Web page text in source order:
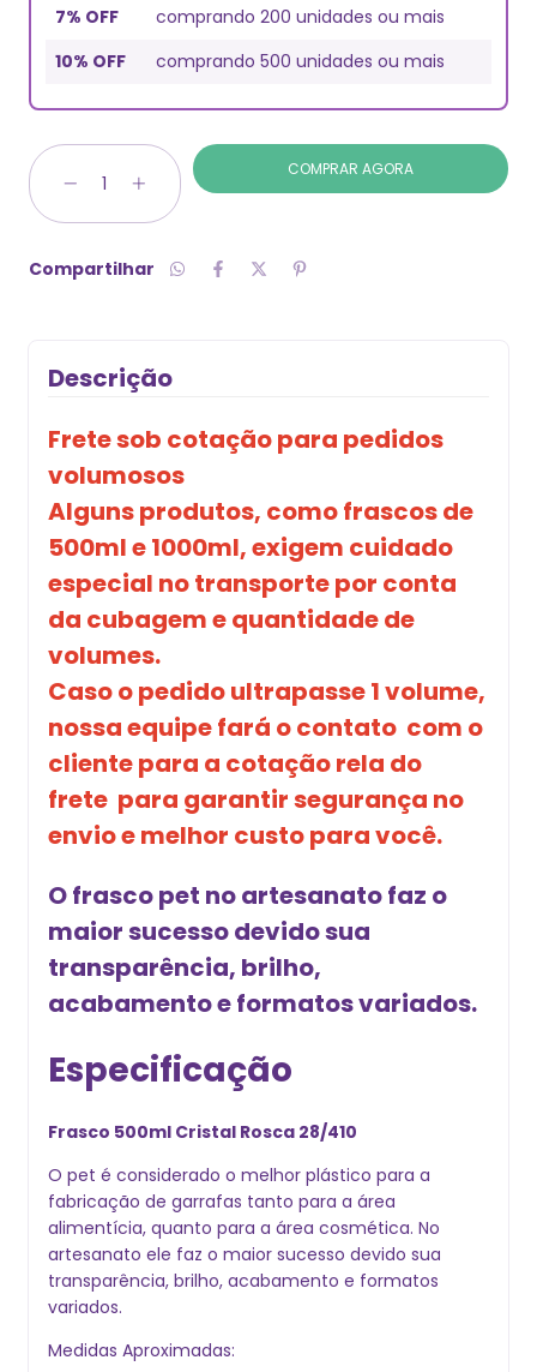
7% OFF
comprando 200 unidades ou mais
10% OFF
comprando 500 unidades ou mais
Compartilhar
Descrição
Frete sob cotação para pedidos
volumosos
Alguns produtos, como frascos de
500ml e 1000ml, exigem cuidado
especial no transporte por conta
da cubagem e quantidade de
volumes.
Caso o pedido ultrapasse 1 volume,
nossa equipe fará o contato com o
cliente para a cotação rela do
frete para garantir segurança no
envio e melhor custo para você.
O frasco pet no artesanato faz o
maior sucesso devido sua
transparência, brilho,
acabamento e formatos variados.
Especificação
Frasco 500ml Cristal Rosca 28/410
O pet é considerado o melhor plástico para a
fabricação de garrafas tanto para a área
alimentícia, quanto para a área cosmética. No
artesanato ele faz o maior sucesso devido sua
transparência, brilho, acabamento e formatos
variados.
Medidas Aproximadas: